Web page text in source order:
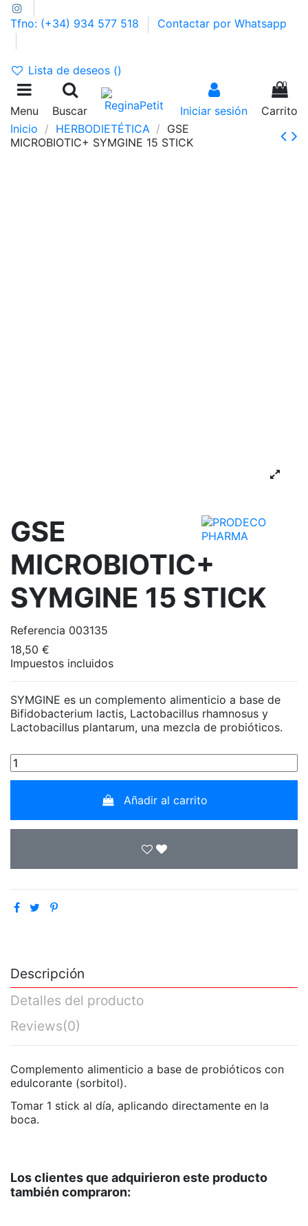
Tfno: (+34) 934 577 518 Contactar por Whatsapp
Lista de deseos ()
Menu Buscar Iniciar sesión
0
Carrito
Inicio
HERBODIETÉTICA
GSE
MICROBIOTIC+ SYMGINE 15 STICK
GSE
MICROBIOTIC+
SYMGINE 15 STICK
Referencia 003135
18,50 €
Impuestos incluidos
SYMGINE es un complemento alimenticio a base de
Bifidobacterium lactis, Lactobacillus rhamnosus y
Lactobacillus plantarum, una mezcla de probióticos.
Añadir al carrito
Descripción
Detalles del producto
Reviews(0)
Complemento alimenticio a base de probióticos con
edulcorante (sorbitol).
Tomar 1 stick al día, aplicando directamente en la
boca.
Los clientes que adquirieron este producto
también compraron: